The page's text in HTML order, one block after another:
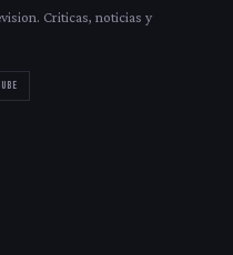
Criticas, noticias y